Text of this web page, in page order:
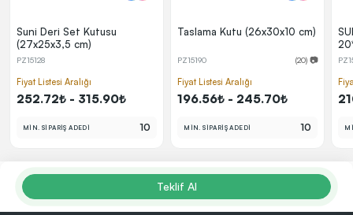
Suni Deri Set Kutusu
(27x25x3,5 cm)
PZ15128
Fiyat Listesi Aralığı
252.72₺ - 315.90₺
MİN. SİPARİŞ ADEDİ 10
Taslama Kutu (26x30x10 cm)
PZ15190 (20) 📷
Fiyat Listesi Aralığı
196.56₺ - 245.70₺
MİN. SİPARİŞ ADEDİ 10
Teklif Al